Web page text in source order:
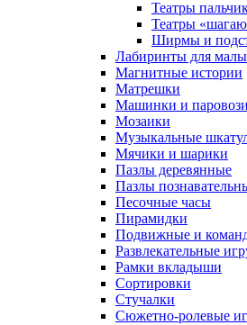
Театры
Театры
Ширмы и
Лабиринты для
Магнитные истории
Матрешки
Машинки и
Мозаики
Музыкальные
Мячики и шарики
Пазлы деревянные
Пазлы
Песочные часы
Пирамидки
Подвижные и
Развлекательные
Рамки вкладыши
Сортировки
Стучалки
Сюжетно-ролевые